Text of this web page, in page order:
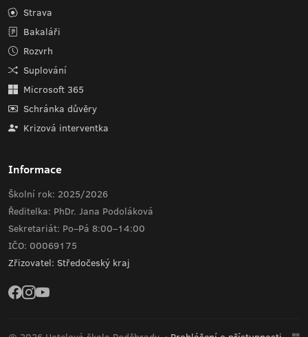
Strava
Bakaláři
Rozvrh
Suplování
Microsoft 365
Schránka důvěry
Krizová interventka
Informace
Školní rok: 2025/2026
Ředitelka: PhDr. Jana Podoláková
Sekretariát: Po–Pá 8:00–14:00
IČO: 00069175
Zřizovatel: Středočeský kraj